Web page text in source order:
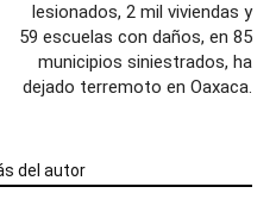
lesionados, 2 mil viviendas y
59 escuelas con daños, en 85
municipios siniestrados, ha
dejado terremoto en Oaxaca.
del autor